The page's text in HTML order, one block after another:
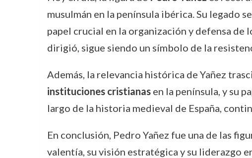
musulmán en la península ibérica. Su legado
papel crucial en la organización y defensa
dirigió, sigue siendo un símbolo de la
Además, la relevancia histórica de Yañez
instituciones cristianasen la península, y su
largo de la historia medieval de España,
En conclusión, Pedro Yañez fue una de las
valentía, su visión estratégica y su liderazgo